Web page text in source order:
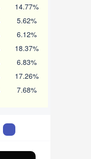
14.77%
5.62%
6.12%
18.37%
6.83%
17.26%
7.68%